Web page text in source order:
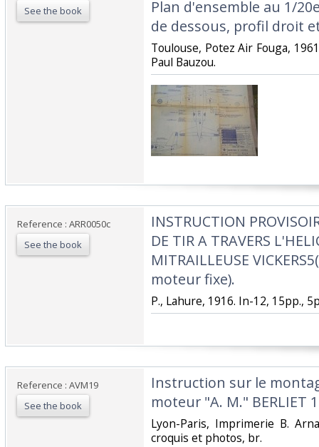
See the book
Plan d'ensemble au 1/
de dessous, profil droit
‎Toulouse, Potez Air Fouga,
Paul Bauzou.‎
Reference : ARR0050c
See the book
‎INSTRUCTION
DE TIR A TRAVERS
MITRAILLEUSE
moteur fixe).‎
‎P., Lahure, 1916. In-12, 15pp.,
Reference : AVM19
See the book
‎Instruction sur le
moteur "A. M." BERLIET
‎Lyon-Paris, Imprimerie B.
croquis et photos, br.‎